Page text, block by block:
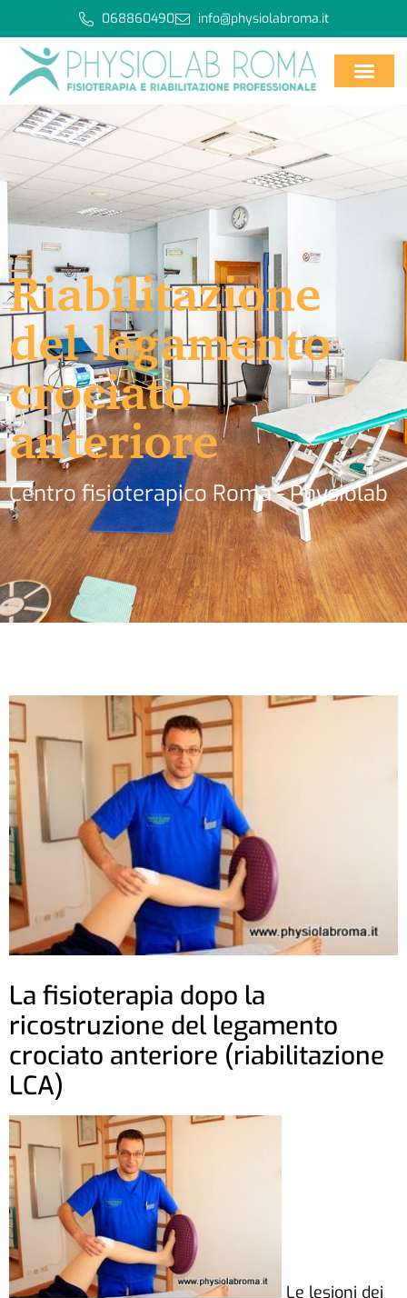
068860490 info@physiolabroma.it
Riabilitazione
del legamento
crociato
anteriore
Centro fisioterapico Roma - Physiolab
La fisioterapia dopo la
ricostruzione del legamento
crociato anteriore (riabilitazione
LCA)
Le lesioni dei